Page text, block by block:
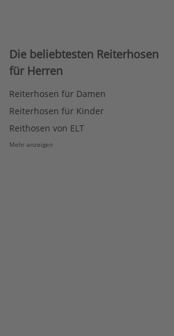
Die beliebtesten Reiterhosen
für Herren
Reiterhosen für Damen
Reiterhosen für Kinder
Reithosen von ELT
Mehr anzeigen